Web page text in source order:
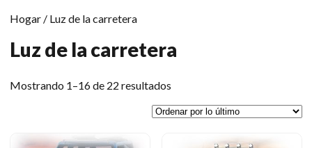
Hogar / Luz de la carretera
Luz de la carretera
Mostrando 1–16 de 22 resultados
el